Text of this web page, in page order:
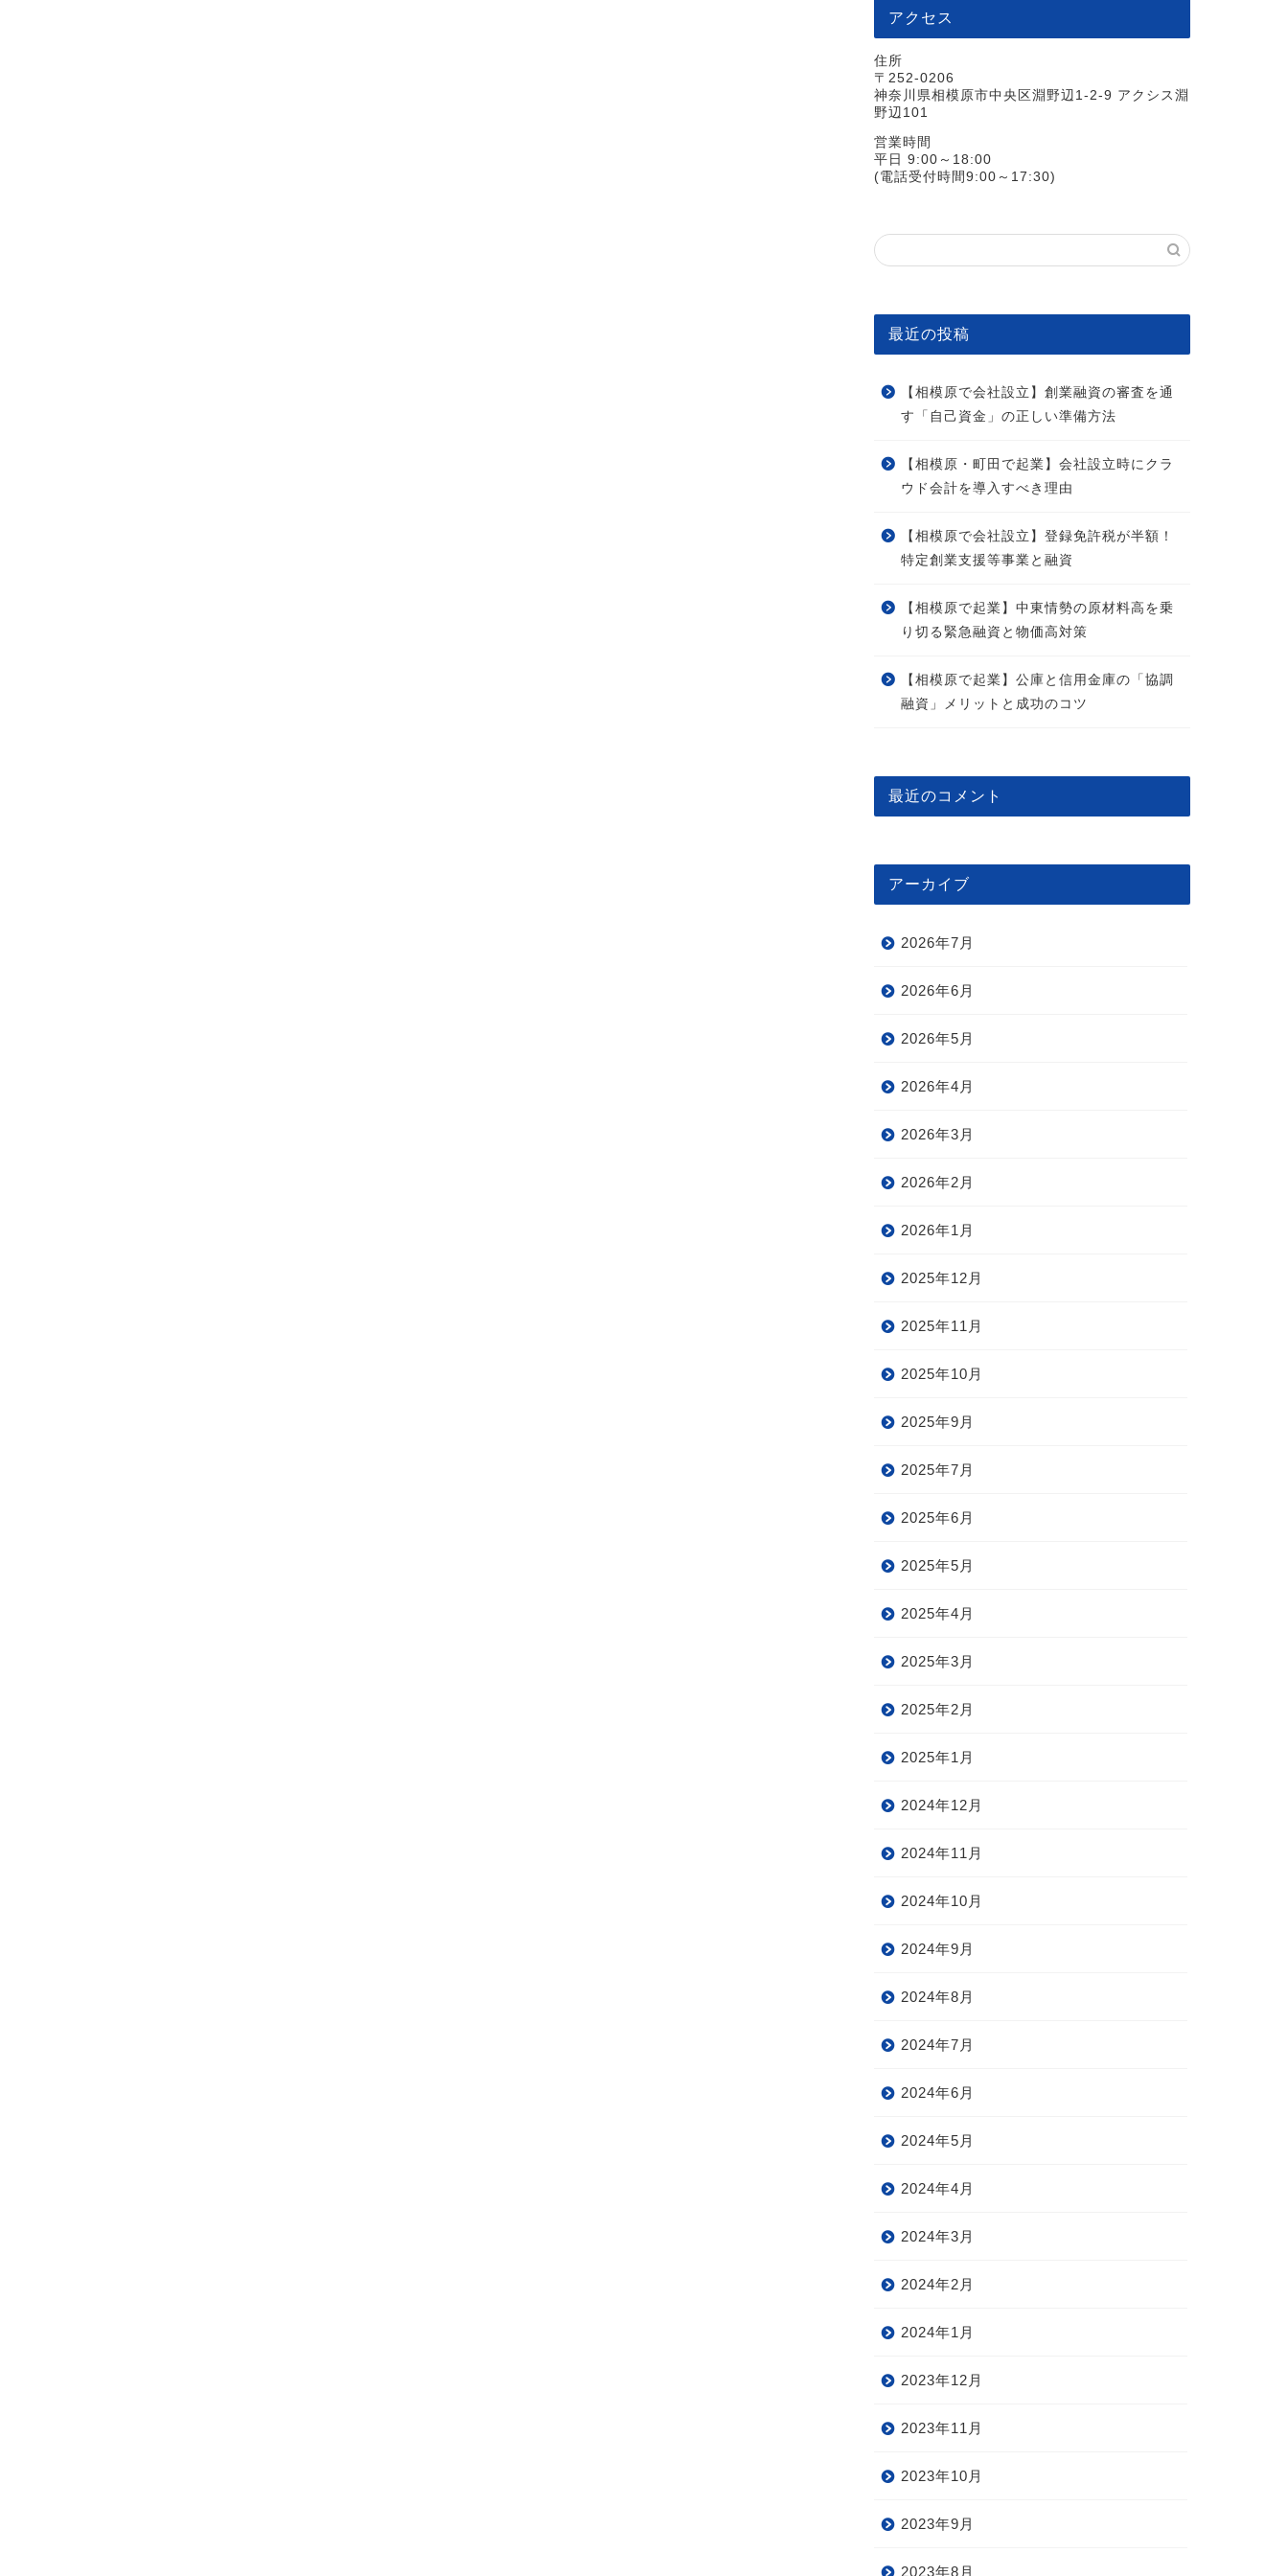
アクセス
住所
〒252-0206
神奈川県相模原市中央区淵野辺1-2-9 アクシス淵
野辺101
営業時間
平日 9:00～18:00
(電話受付時間9:00～17:30)
最近の投稿
【相模原で会社設立】創業融資の審査を通
す「自己資金」の正しい準備方法
【相模原・町田で起業】会社設立時にクラ
ウド会計を導入すべき理由
【相模原で会社設立】登録免許税が半額！
特定創業支援等事業と融資
【相模原で起業】中東情勢の原材料高を乗
り切る緊急融資と物価高対策
【相模原で起業】公庫と信用金庫の「協調
融資」メリットと成功のコツ
最近のコメント
アーカイブ
2026年7月
2026年6月
2026年5月
2026年4月
2026年3月
2026年2月
2026年1月
2025年12月
2025年11月
2025年10月
2025年9月
2025年7月
2025年6月
2025年5月
2025年4月
2025年3月
2025年2月
2025年1月
2024年12月
2024年11月
2024年10月
2024年9月
2024年8月
2024年7月
2024年6月
2024年5月
2024年4月
2024年3月
2024年2月
2024年1月
2023年12月
2023年11月
2023年10月
2023年9月
2023年8月